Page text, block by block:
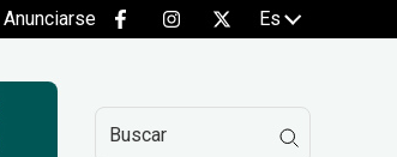
Anunciarse Es